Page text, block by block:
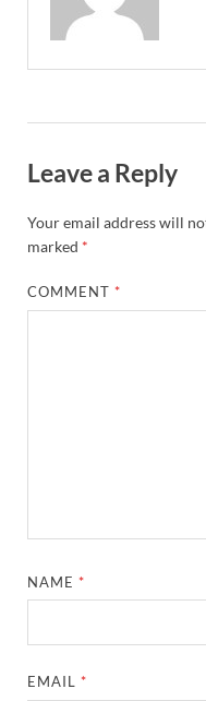
Leave a Reply
Your email address will
marked *
COMMENT*
NAME*
EMAIL*